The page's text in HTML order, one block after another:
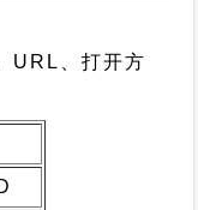
URL、打开方